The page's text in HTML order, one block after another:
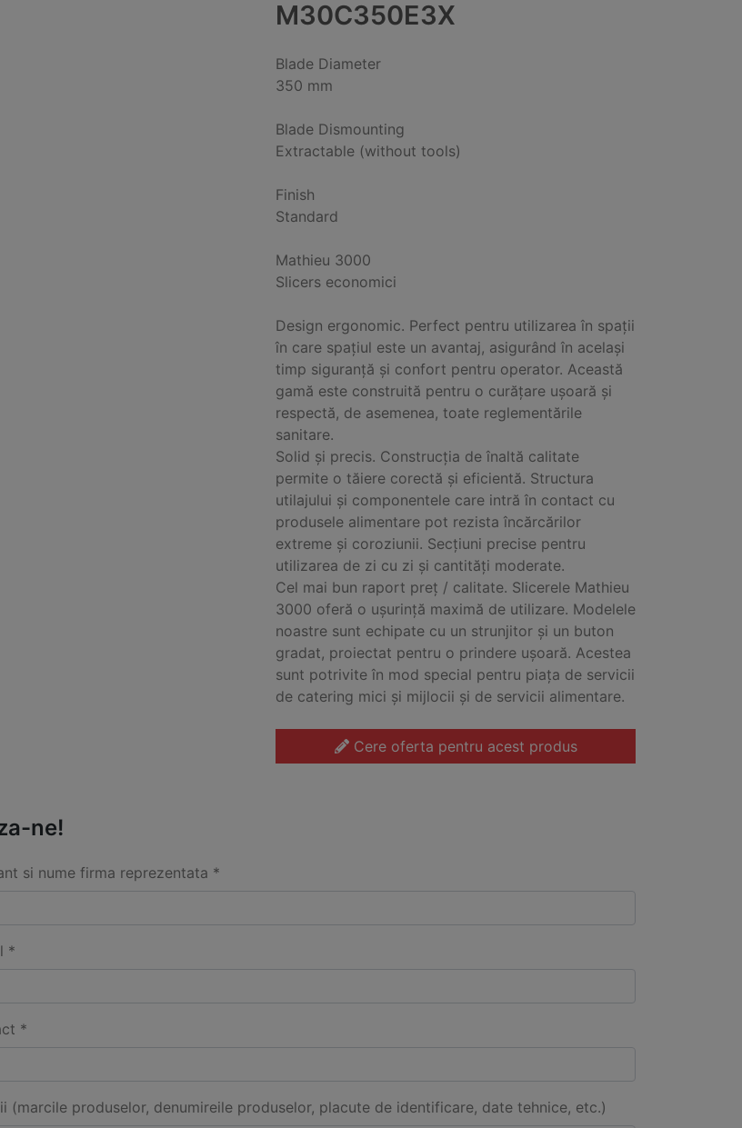
M30C350E3X
Blade Diameter
350 mm
Blade Dismounting
Extractable (without tools)
Finish
Standard
Mathieu 3000
Slicers economici
Design ergonomic. Perfect pentru utilizarea în spații
în care spațiul este un avantaj, asigurând în același
timp siguranță și confort pentru operator. Această
gamă este construită pentru o curățare ușoară și
respectă, de asemenea, toate reglementările
sanitare.
Solid și precis. Construcția de înaltă calitate
permite o tăiere corectă și eficientă. Structura
utilajului și componentele care intră în contact cu
produsele alimentare pot rezista încărcărilor
extreme și coroziunii. Secțiuni precise pentru
utilizarea de zi cu zi și cantități moderate.
Cel mai bun raport preț / calitate. Slicerele Mathieu
3000 oferă o ușurință maximă de utilizare. Modelele
noastre sunt echipate cu un strunjitor și un buton
gradat, proiectat pentru o prindere ușoară. Acestea
sunt potrivite în mod special pentru piața de servicii
de catering mici și mijlocii și de servicii alimentare.
Cere oferta pentru acest produs
ne!
si nume firma reprezentata *
*
*
(marcile produselor, denumireile produselor, placute de identificare, date tehnice, etc.)